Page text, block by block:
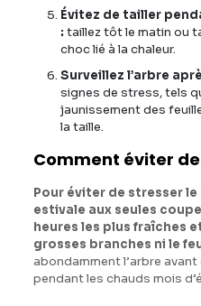
Évitez de tailler
: taillez tôt le matin ou
choc lié à la chaleur.
Surveillez l’arbre
signes de stress, tels
jaunissement des
la taille.
Comment éviter
Pour éviter de stresser
estivale aux seules
heures les plus fraîches
grosses branches ni le
abondamment l’arbre
pendant les chauds mois